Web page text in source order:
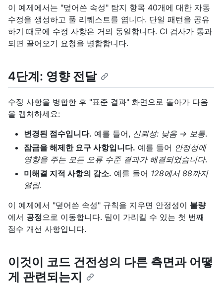
이 예제에서는 "덮어쓴 속성" 탐지 항목 40개에 대한 자동
수정을 생성하고 풀 리퀘스트를 엽니다. 단일 패턴을 공유
하기 때문에 수정 사항은 거의 동일합니다. CI 검사가 통과
되면 끌어오기 요청을 병합합니다.
4단계: 영향 전달
수정 사항을 병합한 후 "표준 결과" 화면으로 돌아가 다음
을 캡처하세요:
변경된 점수입니다. 예를 들어, 신뢰성: 낮음 → 보통.
잠금을 해제한 요구 사항입니다. 예를 들어 안정성에
영향을 주는 모든 오류 수준 결과가 해결되었습니다.
미해결 지적 사항의 감소. 예를 들어 128에서 88까지
열림.
이 예제에서 "덮어쓴 속성" 규칙을 지우면 안정성이 불량
에서 공정으로 이동합니다. 팀이 가리킬 수 있는 첫 번째
점수 개선 사항입니다.
이것이 코드 건전성의 다른 측면과 어떻
게 관련되는지